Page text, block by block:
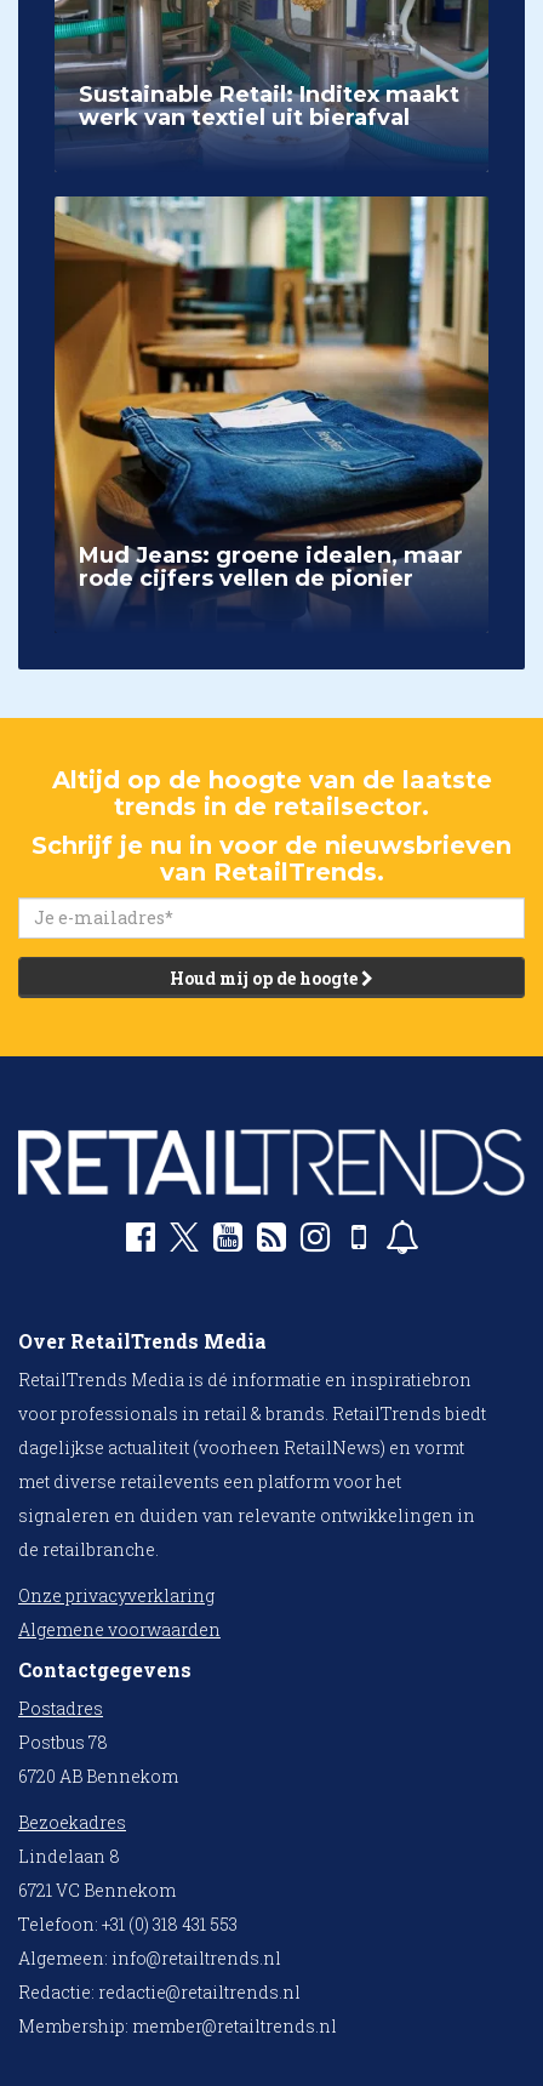
Sustainable Retail: Inditex maakt
werk van textiel uit bierafval
Mud Jeans: groene idealen, maar
rode cijfers vellen de pionier
Altijd op de hoogte van de laatste
trends in de retailsector.
Schrijf je nu in voor de nieuwsbrieven
van RetailTrends.
Houd mij op de hoogte
Over RetailTrends Media
RetailTrends Media is dé informatie en inspiratiebron
voor professionals in retail & brands. RetailTrends biedt
dagelijkse actualiteit (voorheen RetailNews) en vormt
met diverse retailevents een platform voor het
signaleren en duiden van relevante ontwikkelingen in
de retailbranche.
Onze privacyverklaring
Algemene voorwaarden
Contactgegevens
Postadres
Postbus 78
6720 AB Bennekom
Bezoekadres
Lindelaan 8
6721 VC Bennekom
Telefoon: +31 (0) 318 431 553
Algemeen: info@retailtrends.nl
Redactie: redactie@retailtrends.nl
Membership: member@retailtrends.nl